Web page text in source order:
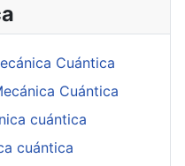
Cuántica
Cuántica
cuántica
cuántica